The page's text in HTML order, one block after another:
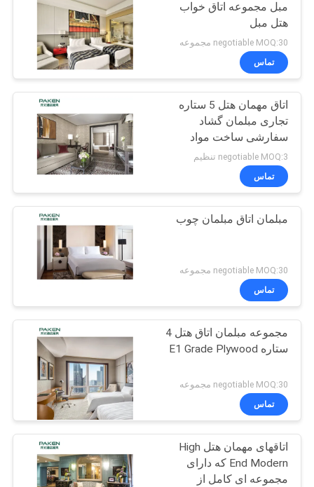
کارخانه
کنترل
کیفیت
تماس
بگیرید
نقل
قول
نقشه
PRIVACY
POLICY
مبل مجموعه اتاق خواب
هتل مبل
negotiable MOQ:30 مجموعه
تماس
اتاق مهمان هتل 5 ستاره
تجاری مبلمان گشاد
سفارشی ساخت مواد
negotiable MOQ:3 تنظیم
تماس
مبلمان اتاق مبلمان چوب
negotiable MOQ:30 مجموعه
تماس
مجموعه مبلمان اتاق هتل 4
ستاره E1 Grade Plywood
negotiable MOQ:30 مجموعه
تماس
اتاقهای مهمان هتل High
End Modern که دارای
مجموعه ای کامل از